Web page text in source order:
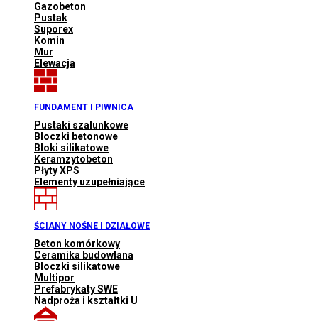
Gazobeton
Pustak
Suporex
Komin
Mur
Elewacja
FUNDAMENT I PIWNICA
Pustaki szalunkowe
Bloczki betonowe
Bloki silikatowe
Keramzytobeton
Płyty XPS
Elementy uzupełniające
ŚCIANY NOŚNE I DZIAŁOWE
Beton komórkowy
Ceramika budowlana
Bloczki silikatowe
Multipor
Prefabrykaty SWE
Nadproża i kształtki U